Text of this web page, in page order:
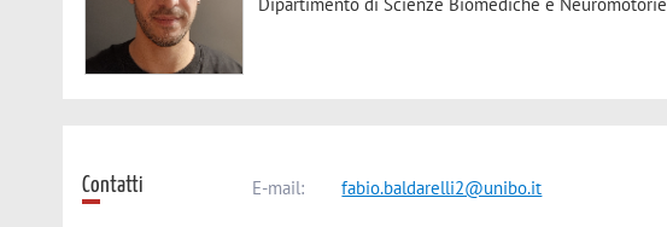
Contatti E-mail: fabio.baldarelli2@unibo.it